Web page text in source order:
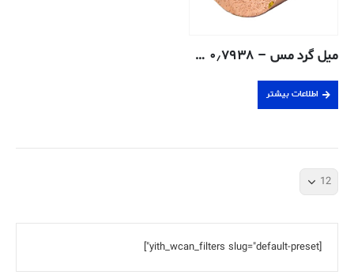
میل گرد مس – ۰٫۷۹۳۸ سانتی متر – ۱۱۰-H04
اطلاعات بیشتر
[yith_wcan_filters slug="default-preset"]